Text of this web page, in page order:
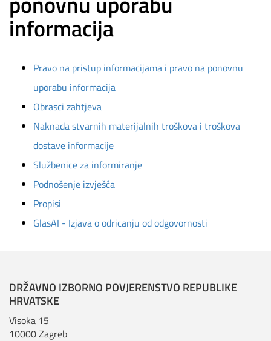
informacija
Pravo na pristup informacijama i pravo na ponovnu
uporabu informacija
Obrasci zahtjeva
Naknada stvarnih materijalnih troškova i troškova
dostave informacije
Službenice za informiranje
Podnošenje izvješća
Propisi
GlasAI - Izjava o odricanju od odgovornosti
DRŽAVNO IZBORNO POVJERENSTVO REPUBLIKE
HRVATSKE
Visoka 15
10000 Zagreb